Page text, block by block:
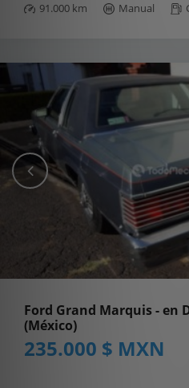
91.000 km Manual
Ford Grand Marquis - en
(México)
235.000 $ MXN